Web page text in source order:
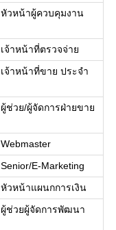
หัวหน้าผู้ควบคุมงาน
เจ้าหน้าที่ตรวจจ่าย
เจ้าหน้าที่ขาย ประจำ
ผู้ช่วย/ผู้จัดการฝ่ายขาย
Webmaster
Senior/E-Marketing
หัวหน้าแผนกการเงิน
ผู้ช่วยผู้จัดการพัฒนา